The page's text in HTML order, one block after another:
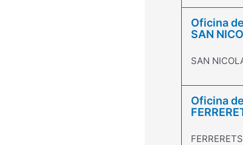
Oficina
SAN
SAN
Oficina